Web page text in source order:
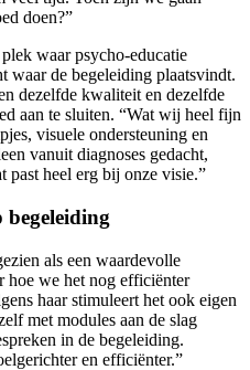
doen?”
waar psycho-educatie
waar de begeleiding plaatsvindt.
dezelfde kwaliteit en dezelfde
aan te sluiten. “Wat wij heel fijn
visuele ondersteuning en
vanuit diagnoses gedacht,
past heel erg bij onze visie.”
als een waardevolle
hoe we het nog efficiënter
haar stimuleert het ook eigen
met modules aan de slag
in de begeleiding.
en efficiënter.”